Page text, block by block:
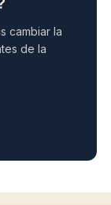
cambiar la
de la